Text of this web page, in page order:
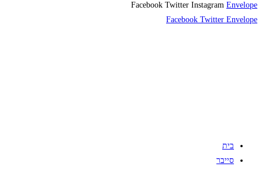
Facebook Twitter Instagram Envelope
Facebook Twitter Envelope
בית
סייבר